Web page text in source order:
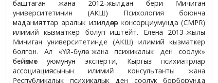
баштаган жана 2012-жылдан бери Мичиган
университетинин (АКШ) Психология боюнча
маданияттар аралык изилдөөлөр консорциумунда (CMPR)
илимий кызматкер болуп иштейт. Елена 2013-жылы
Мичиган университетинде (АКШ) илимий кызматкер
болгон. Ал «Үй-бүлө жана психикалык ден соолук»
бейөкмөт уюмунун эксперти, Кыргыз психиатрлар
ассоциациясынын илимий консультанты жана
Республикалык психикалык ден соолук борборунда